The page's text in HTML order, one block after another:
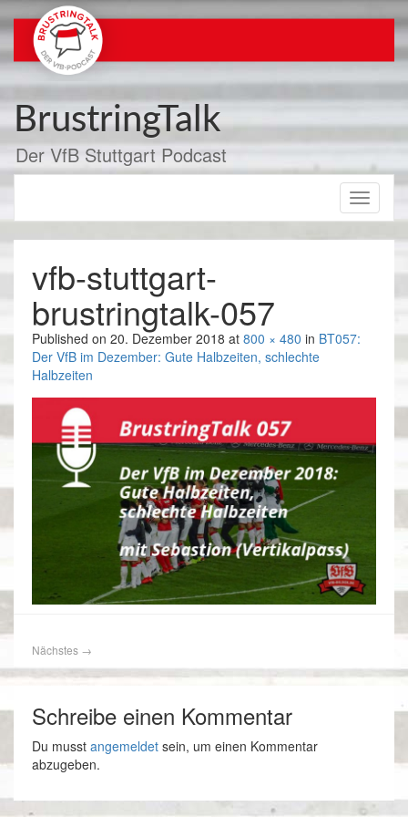
Inhalt
springen
BrustringTalk
Der VfB Stuttgart Podcast
Toggle
vfb-stuttgart-
brustringtalk-057
Published on 20. Dezember 2018 at 800 × 480 in BT057:
Der VfB im Dezember: Gute Halbzeiten, schlechte
Halbzeiten
Nächstes →
Schreibe einen Kommentar
Du musst angemeldet sein, um einen Kommentar
abzugeben.